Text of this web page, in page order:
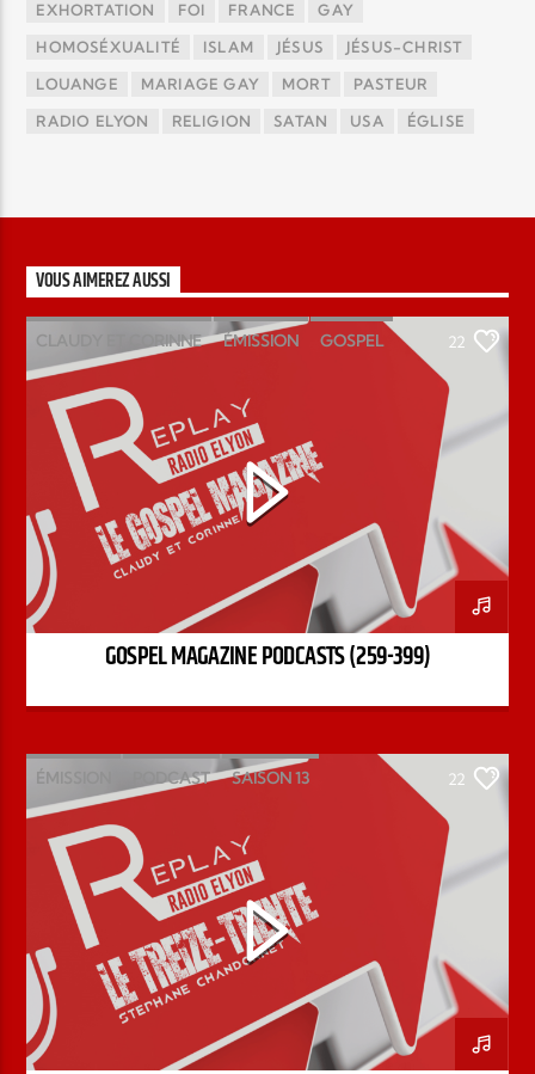
EXHORTATION FOI FRANCE GAY
HOMOSÉXUALITÉ ISLAM JÉSUS JÉSUS-CHRIST
LOUANGE MARIAGE GAY MORT PASTEUR
RADIO ELYON RELIGION SATAN USA ÉGLISE
VOUS AIMEREZ AUSSI
CLAUDY ET CORINNE ÉMISSION GOSPEL
MAGAZINE
22
GOSPEL MAGAZINE PODCASTS (259-399)
ÉMISSION PODCAST SAISON 13
STÉPHANE CHANDONNET
22